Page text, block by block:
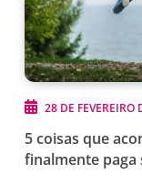
5 coisas que
finalmente paga
28 DE FEVEREIRO